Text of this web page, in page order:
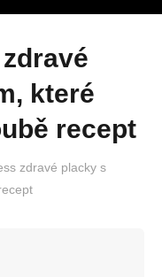
které
recept
zdravé placky s